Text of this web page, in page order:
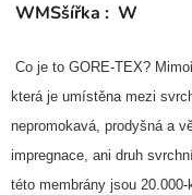
WMSšířka : W
Co je to GORE-TEX?
která je umístěna mezi
nepromokavá, prodyšná a
impregnace, ani druh
této membrány jsou